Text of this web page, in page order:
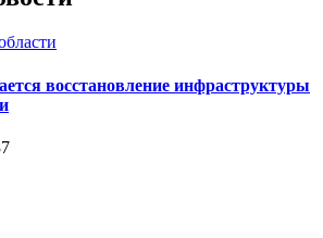
восстановление инфраструктуры